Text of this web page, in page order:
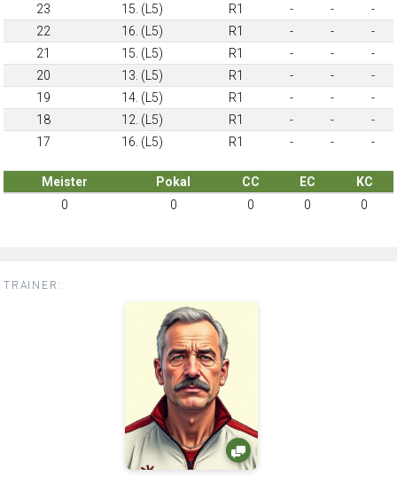
23
15. (L5) R1 - -
-
22
16. (L5) R1 - -
-
21
15. (L5) R1 - -
-
20
13. (L5) R1 - -
-
19
14. (L5) R1 - -
-
18
12. (L5) R1 - -
-
17
16. (L5) R1 - - -
Meister Pokal CC EC
KC
0
0 0 0 0
TRAINER: